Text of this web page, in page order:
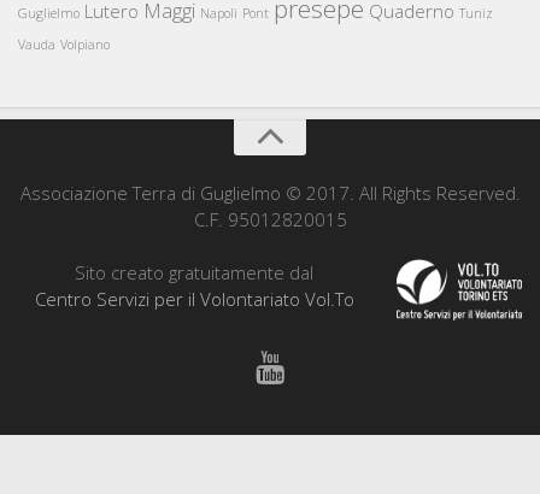
Guglielmo Lutero Maggi Napoli Pont presepe Quaderno Tuniz
Vauda Volpiano
Associazione Terra di Guglielmo © 2017. All Rights Reserved.
C.F. 95012820015
Sito creato gratuitamente dal
Centro Servizi per il Volontariato Vol.To